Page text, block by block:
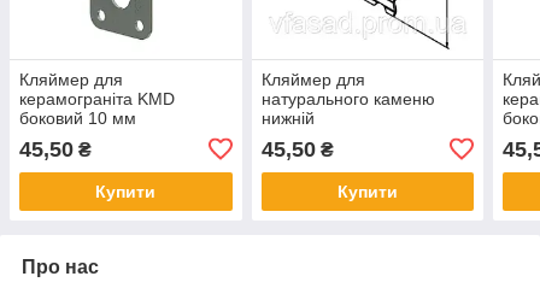
Кляймер для
керамограніта KMD
боковий 10 мм
45,50 ₴
Купити
Кляймер для
натурального каменю
нижній
45,50₴
Купити
Про нас